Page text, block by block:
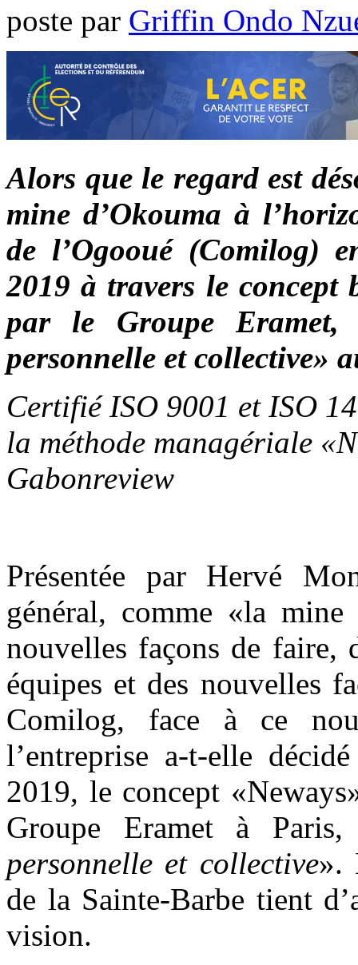
poste par Griffin Ondo
Alors que le regard est
mine d’Okouma à
de l’Ogooué (Comilog)
2019 à travers le concept
par le Groupe Eramet,
personnelle et collective»
Certifié ISO 9001 et ISO
la méthode managériale
Gabonreview
Présentée par Hervé
général, comme «la
nouvelles façons de faire,
équipes et des nouvelles
Comilog, face à ce
l’entreprise a-t-elle
2019, le concept
Groupe Eramet à
personnelle et collective».
de la Sainte-Barbe tient
vision.